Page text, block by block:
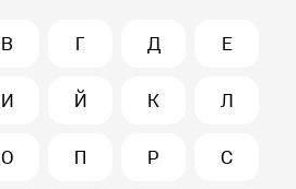
В Г Д Е
И Й К Л
О П Р С